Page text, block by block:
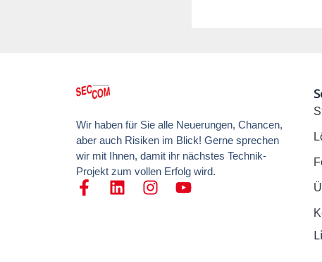
Wir haben für Sie alle Neuerungen, Chancen,
aber auch Risiken im Blick! Gerne sprechen
wir mit Ihnen, damit ihr nächstes Technik-
Projekt zum vollen Erfolg wird.